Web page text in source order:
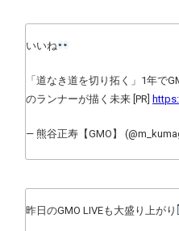
いいね
「道なき道を切り拓く」1年で
のランナーが描く未来 [PR]
— 熊谷正寿【GMO】
昨日のGMO LIVEも大盛り上がり